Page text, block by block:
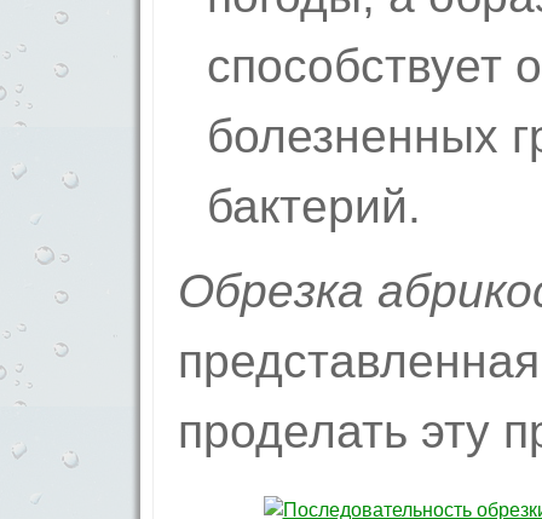
способствует
болезненных
бактерий.
Обрезка
проделать эту